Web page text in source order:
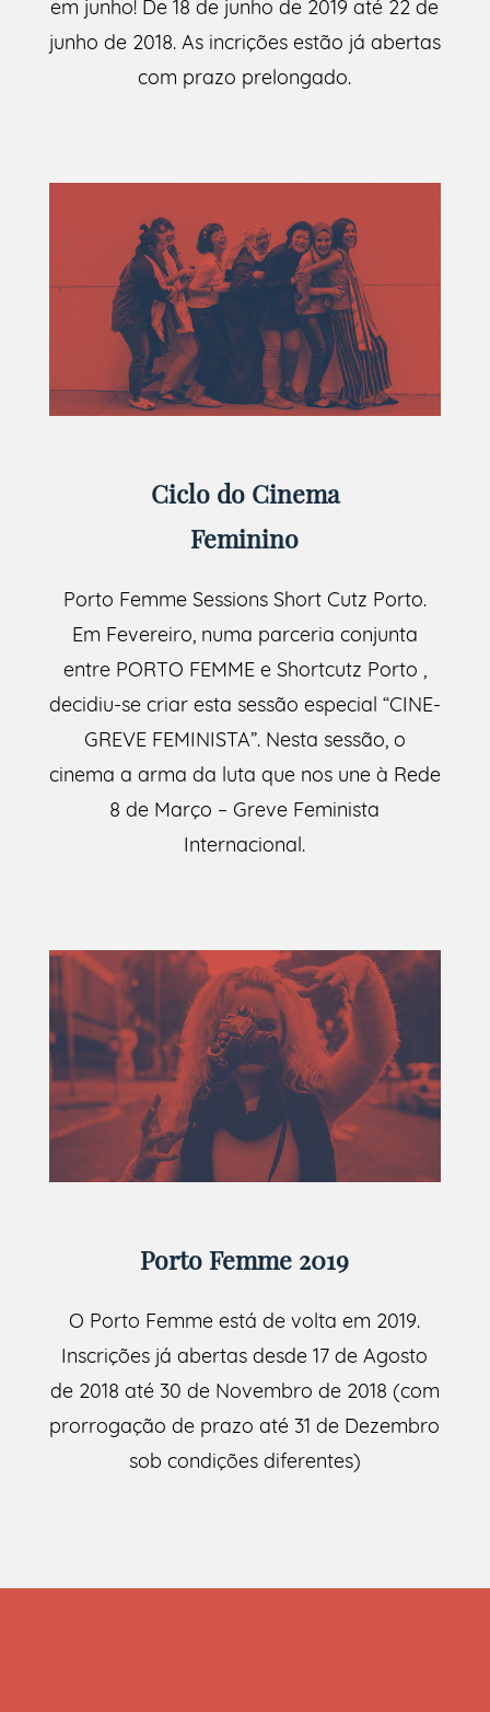
em junho! De 18 de junho de 2019 até 22 de
junho de 2018. As incrições estão já abertas
com prazo prelongado.
Ciclo do Cinema
Feminino
Porto Femme Sessions Short Cutz Porto.
Em Fevereiro, numa parceria conjunta
entre PORTO FEMME e Shortcutz Porto ,
decidiu-se criar esta sessão especial “CINE-
GREVE FEMINISTA”. Nesta sessão, o
cinema a arma da luta que nos une à Rede
8 de Março – Greve Feminista
Internacional.
Porto Femme 2019
O Porto Femme está de volta em 2019.
Inscrições já abertas desde 17 de Agosto
de 2018 até 30 de Novembro de 2018 (com
prorrogação de prazo até 31 de Dezembro
sob condições diferentes)